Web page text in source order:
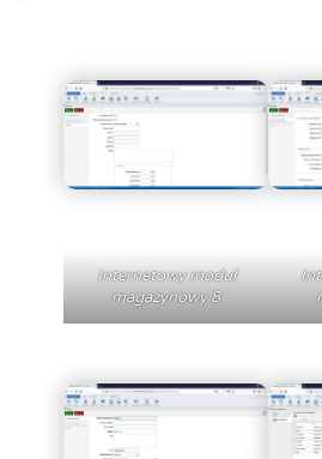
Internetowy moduł
magazynowy 8